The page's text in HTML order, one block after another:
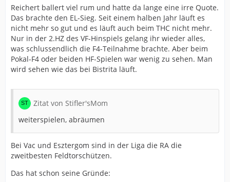
Reichert ballert viel rum und hatte da lange eine irre Quote.
Das brachte den EL-Sieg. Seit einem halben Jahr läuft es
nicht mehr so gut und es läuft auch beim THC nicht mehr.
Nur in der 2.HZ des VF-Hinspiels gelang ihr wieder alles,
was schlussendlich die F4-Teilnahme brachte. Aber beim
Pokal-F4 oder beiden HF-Spielen war wenig zu sehen. Man
wird sehen wie das bei Bistrita läuft.
Zitat von Stifler'sMom
weiterspielen, abräumen
Bei Vac und Esztergom sind in der Liga die RA die
zweitbesten Feldtorschützen.
Das hat schon seine Gründe: